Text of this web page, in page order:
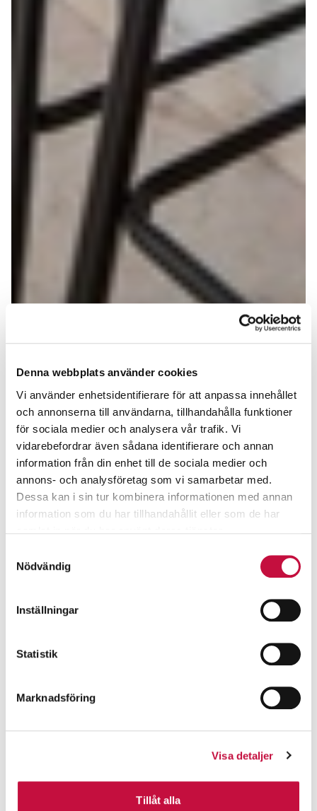
Denna webbplats använder cookies
Vi använder enhetsidentifierare för att anpassa innehållet
och annonserna till användarna, tillhandahålla funktioner
för sociala medier och analysera vår trafik. Vi
vidarebefordrar även sådana identifierare och annan
information från din enhet till de sociala medier och
annons- och analysföretag som vi samarbetar med.
Dessa kan i sin tur kombinera informationen med annan
information som du har tillhandahållit eller som de har
Nödvändig
Inställningar
Statistik
Marknadsföring
Visa detaljer
Tillåt alla